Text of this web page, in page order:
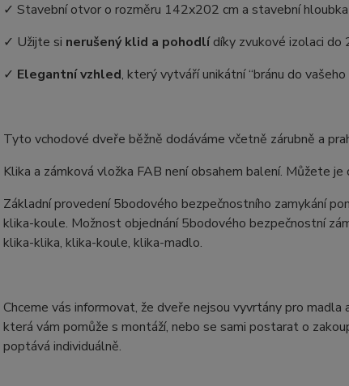
✓ Stavební otvor o rozměru 142x202 cm a stavební
✓ Užijte si nerušený klid a pohodlídíky zvukové izolaci do
✓ Elegantní vzhled, který vytváří unikátní “bránu do vašeho
Tyto vchodové dveře běžně dodáváme včetně zárubně a
Klika a zámková vložka FAB není obsahem balení. Můžete
Základní provedení 5bodového bezpečnostního zamykání
klika-koule. Možnost objednání 5bodového bezpečnostní
klika-klika, klika-koule, klika-madlo.
Chceme vás informovat, že dveře nejsou vyvrtány pro
která vám pomůže s montáží, nebo se sami postarat o
poptává individuálně.